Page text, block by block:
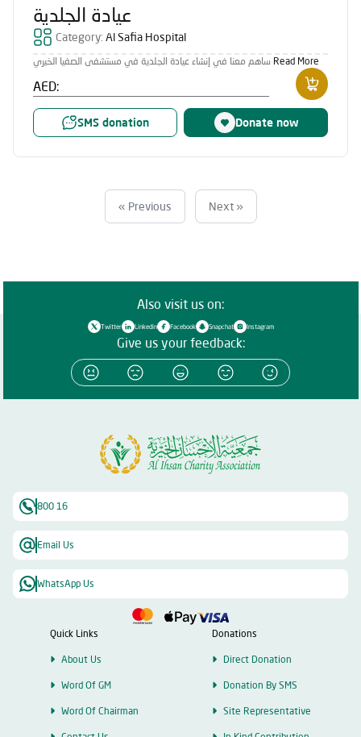
عيادة الجلدية
Category: Al Safia Hospital
Read More
AED:
SMS donation Donate now
« Previous Next »
Also visit us on:
Twitter Linkedin Facebook Snapchat Instagram
Give us your feedback:
800 16
Email Us
WhatsApp Us
Quick Links
About Us
Word Of GM
Word Of Chairman
Donations
Direct Donation
Donation By SMS
Site Representative